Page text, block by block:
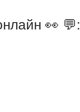
👀 💬: